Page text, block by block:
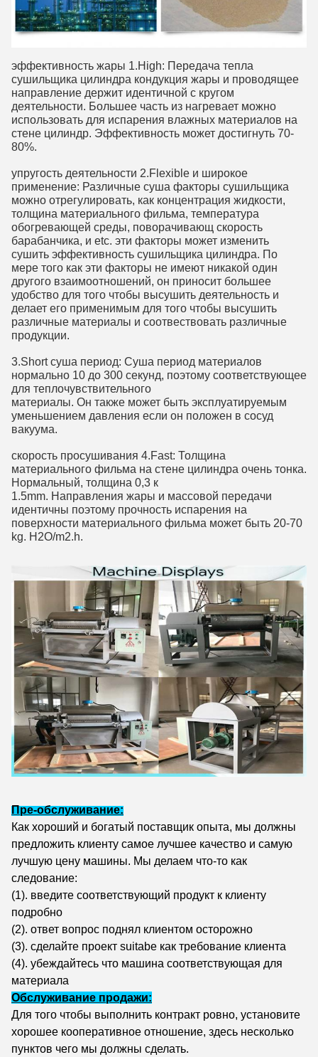
эффективность жары 1.High: Передача тепла
сушильщика цилиндра кондукция жары и проводящее
направление держит идентичной с кругом
деятельности. Большее часть из нагревает можно
использовать для испарения влажных материалов на
стене цилиндр. Эффективность может достигнуть 70-
80%.
упругость деятельности 2.Flexible и широкое
применение: Различные суша факторы сушильщика
можно отрегулировать, как концентрация жидкости,
толщина материального фильма, температура
обогревающей среды, поворачивающ скорость
барабанчика, и etc. эти факторы может изменить
сушить эффективность сушильщика цилиндра. По
мере того как эти факторы не имеют никакой один
другого взаимоотношений, он приносит большее
удобство для того чтобы высушить деятельность и
делает его применимым для того чтобы высушить
различные материалы и соотвествовать различные
продукции.
3.Short суша период: Суша период материалов
нормально 10 до 300 секунд, поэтому соответствующее
для теплочувствительного
материалы. Он также может быть эксплуатируемым
уменьшением давления если он положен в сосуд
вакуума.
скорость просушивания 4.Fast: Толщина
материального фильма на стене цилиндра очень тонка.
Нормальный, толщина 0,3 к
1.5mm. Направления жары и массовой передачи
идентичны поэтому прочность испарения на
поверхности материального фильма может быть 20-70
kg. H2O/m2.h.
Пре-обслуживание:
Как хороший и богатый поставщик опыта, мы должны
предложить клиенту самое лучшее качество и самую
лучшую цену машины. Мы делаем что-то как
следование:
(1). введите соответствующий продукт к клиенту
подробно
(2). ответ вопрос поднял клиентом осторожно
(3). сделайте проект suitabe как требование клиента
(4). убеждайтесь что машина соответствующая для
материала
Обслуживание продажи:
Для того чтобы выполнить контракт ровно, установите
хорошее кооперативное отношение, здесь несколько
пунктов чего мы должны сделать.